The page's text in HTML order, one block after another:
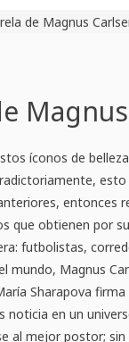
íconos de
entonces
que obtienen por
futbolistas,
mundo, Magnus
Sharapova
noticia en un
al mejor postor;